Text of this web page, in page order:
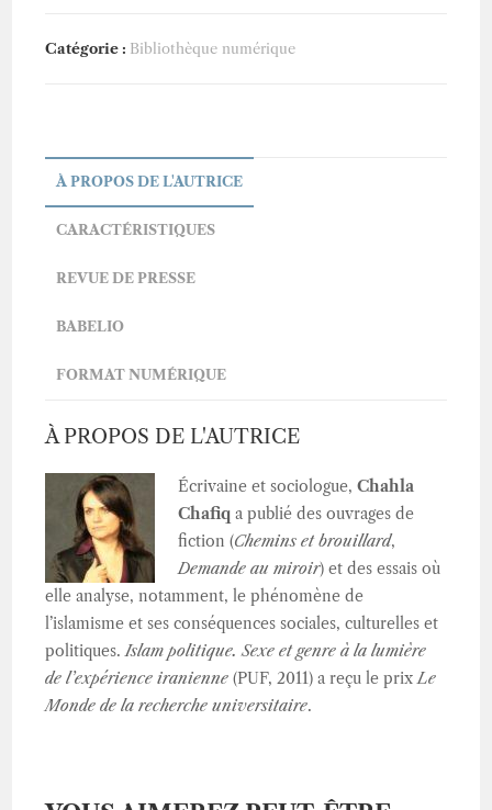
Catégorie : Bibliothèque numérique
À PROPOS DE L'AUTRICE
CARACTÉRISTIQUES
REVUE DE PRESSE
BABELIO
FORMAT NUMÉRIQUE
À PROPOS DE L'AUTRICE
Écrivaine et sociologue,Chahla
Chafiq a publié des ouvrages de
fiction (Chemins et brouillard,
Demande au miroir) et des essais où
elle analyse, notamment, le phénomène de
l’islamisme et ses conséquences sociales, culturelles et
politiques.Islam politique. Sexe et genre à la lumière
de l’expérience iranienne (PUF, 2011) a reçu le prixLe
Monde de la recherche universitaire.